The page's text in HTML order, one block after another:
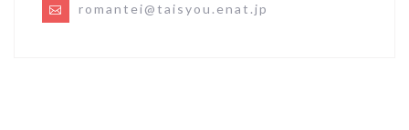
romantei@taisyou.enat.jp